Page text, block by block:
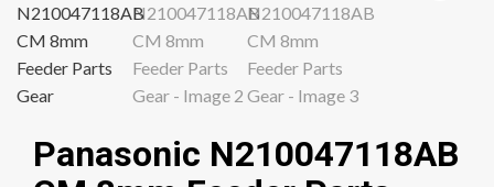
Panasonic N210047118AB